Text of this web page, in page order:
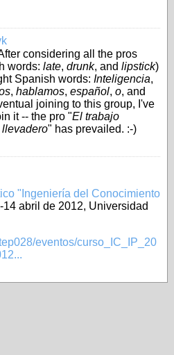
considering all the pros
words: late, drunk, and lipstick)
Spanish words: Inteligencia,
, hablamos, español, o, and
joining to this group, I've
it -- the pro "El trabajo
llevadero" has prevailed. :-)
"Ingeniería del Conocimiento
14 abril de 2012, Universidad
eventos/curso_IC_IP_20